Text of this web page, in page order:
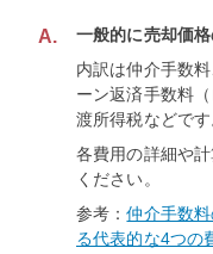
A.
一般的に売却価格
内訳は仲介手数
ーン返済手数料
渡所得税などです
各費用の詳細や
ください。
参考：仲介手数
る代表的な4つの